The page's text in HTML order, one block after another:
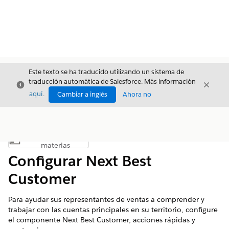
Cerrar
Este texto se ha traducido utilizando un sistema de
traducción automática de Salesforce. Más información
aquí. Cambiar a inglés Ahora no
Cerrar
Mostrar índice de materias
materias
Configurar Next Best
Customer
Para ayudar sus representantes de ventas a comprender y
trabajar con las cuentas principales en su territorio, configure
el componente Next Best Customer, acciones rápidas y